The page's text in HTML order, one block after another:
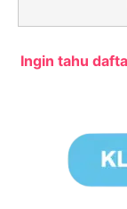
Ingin tahu